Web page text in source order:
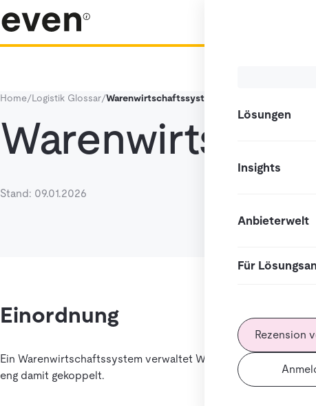
Lösungen
Insights
Anbieterwelt
Für
Rezension
Home/Logistik Glossar/Warenwirtschaftssystem
Stand: 09.01.2026
Einordnung
Ein Warenwirtschaftssystem verwaltet Warenflüsse und
eng damit gekoppelt.